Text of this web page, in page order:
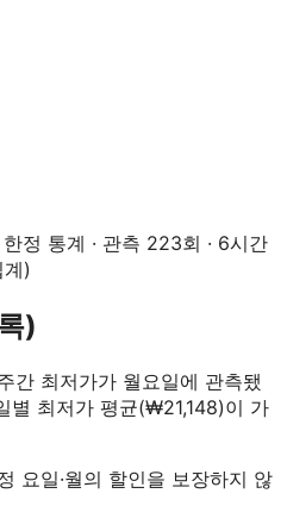
정 통계 · 관측 223회 · 6시간
)
)
간 최저가가 월요일에 관측됐
별 최저가 평균(₩21,148)이 가
요일·월의 할인을 보장하지 않